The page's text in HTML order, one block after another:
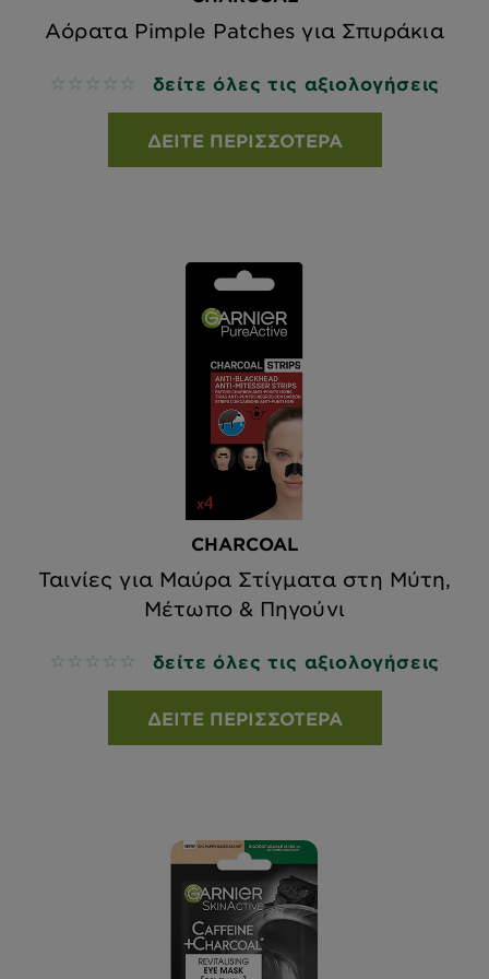
Αόρατα Pimple Patches για Σπυράκια
No reviews δείτε όλες τις αξιολογήσεις
ΔΕΊΤΕ ΠΕΡΙΣΣΌΤΕΡΑ
CHARCOAL
Ταινίες για Μαύρα Στίγματα στη Μύτη,
Μέτωπο & Πηγούνι
No reviews δείτε όλες τις αξιολογήσεις
ΔΕΊΤΕ ΠΕΡΙΣΣΌΤΕΡΑ